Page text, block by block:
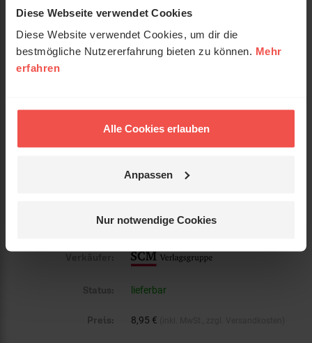
Diese Webseite verwendet Cookies
Diese Website verwendet Cookies, um dir die
bestmögliche Nutzererfahrung bieten zu können. Mehr
erfahren
Alle Cookies erlauben
Anpassen
Nur notwendige Cookies
ISBN: 377515888X
Erscheinungsdatum: 17. Dezember 2020
Kurzinfo: mit 16-seitigem Bildteil und Leseband
Status: lieferbar
Preis: 8,95 €